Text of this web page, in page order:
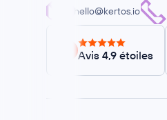
hello@kertos.io
Avis 4,9 étoiles